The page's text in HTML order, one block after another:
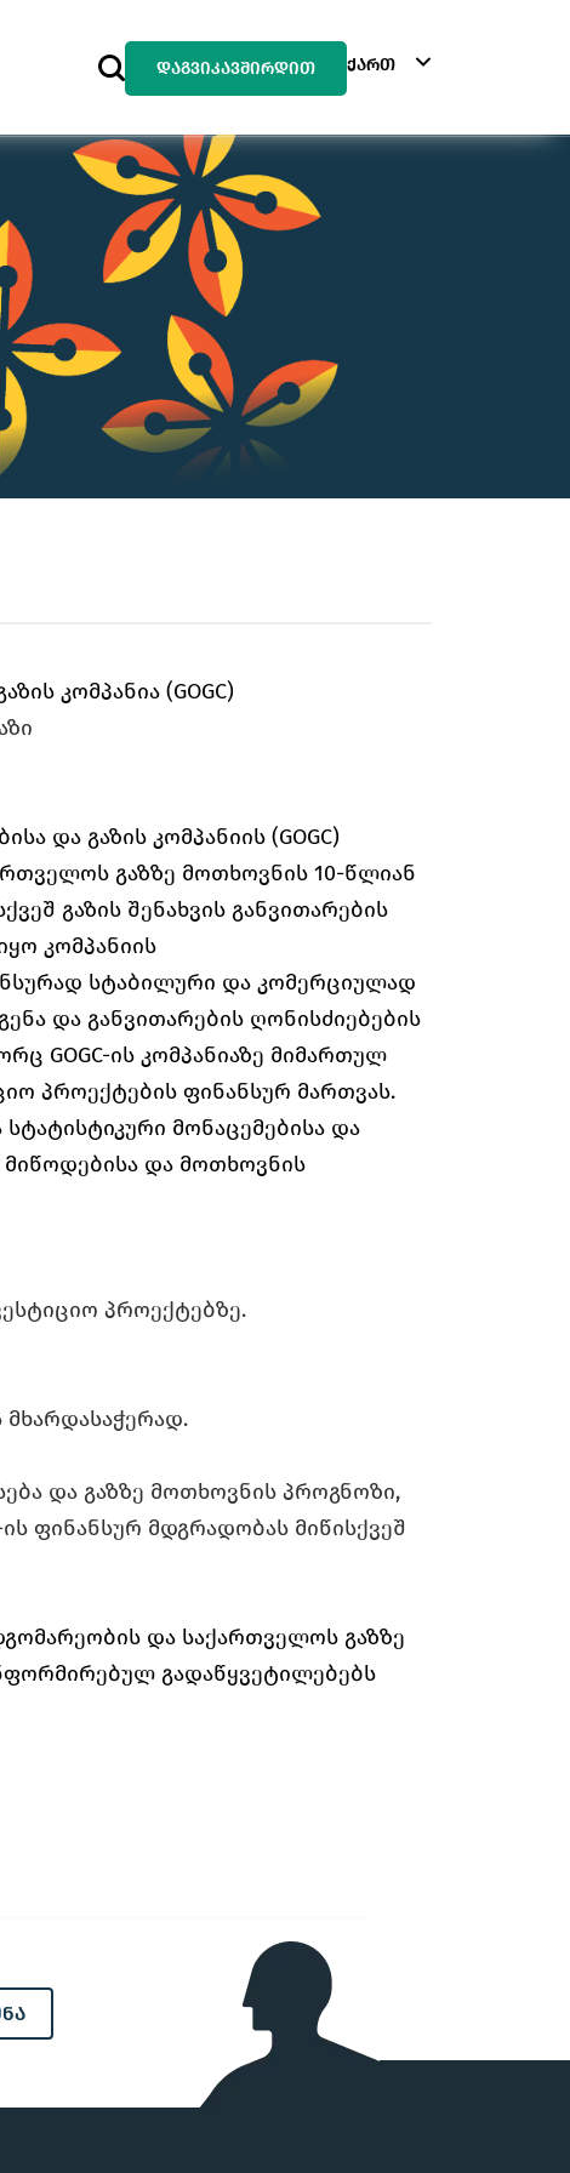
დაგვიკავშირდით
ქართ
კომპანია (GOGC)
და გაზის კომპანიის (GOGC)
გაზზე მოთხოვნის 10-წლიან
გაზის შენახვის განვითარების
კომპანიის
სტაბილური და კომერციულად
და განვითარების ღონისძიებების
GOGC-ის კომპანიაზე მიმართულ
პროექტების ფინანსურ მართვას.
მონაცემებისა და
და მოთხოვნის
პროექტებზე.
მხარდასაჭერად.
და გაზზე მოთხოვნის პროგნოზი,
ფინანსურ მდგრადობას მიწისქვეშ
და საქართველოს გაზზე
გადაწყვეტილებებს